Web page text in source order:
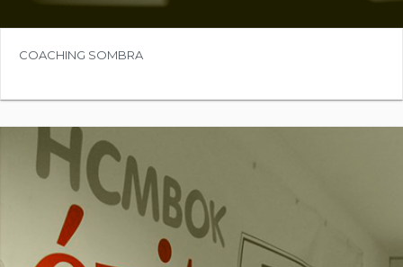
COACHING SOMBRA